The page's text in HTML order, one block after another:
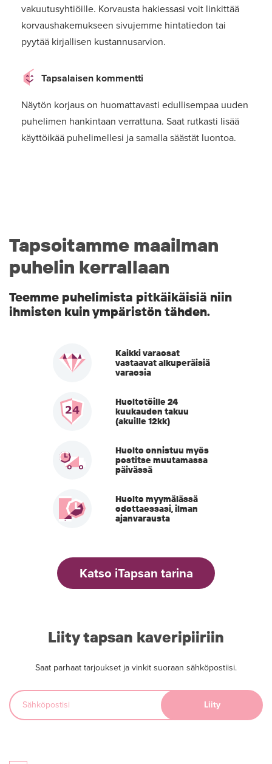
vakuutusyhtiöille. Korvausta hakiessasi voit linkittää
korvaushakemukseen sivujemme hintatiedon tai
pyytää kirjallisen kustannusarvion.
Tapsalaisen kommentti
Näytön korjaus on huomattavasti edullisempaa uuden
puhelimen hankintaan verrattuna. Saat rutkasti lisää
käyttöikää puhelimellesi ja samalla säästät luontoa.
Tapsoitamme maailman
puhelin kerrallaan
Teemme puhelimista pitkäikäisiä niin
ihmisten kuin ympäristön tähden.
Kaikki varaosat
vastaavat alkuperäisiä
varaosia
Huoltotöille 24
kuukauden takuu
(akuille 12kk)
Huolto onnistuu myös
postitse muutamassa
päivässä
Huolto myymälässä
odottaessasi, ilman
ajanvarausta
Katso iTapsan tarina
Liity tapsan kaveripiiriin
Saat parhaat tarjoukset ja vinkit suoraan sähköpostiisi.